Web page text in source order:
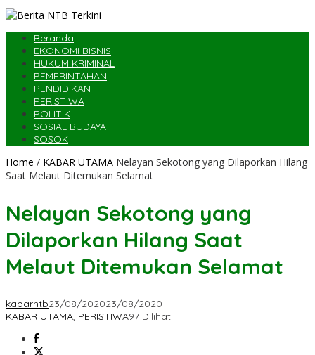
Beranda
EKONOMI BISNIS
HUKUM KRIMINAL
PEMERINTAHAN
PENDIDIKAN
PERISTIWA
POLITIK
SOSIAL BUDAYA
SOSOK
Home / KABAR UTAMA Nelayan Sekotong yang Dilaporkan Hilang
Saat Melaut Ditemukan Selamat
Nelayan Sekotong yang
Dilaporkan Hilang Saat
Melaut Ditemukan Selamat
kabarntb23/08/202023/08/2020
KABAR UTAMA, PERISTIWA97 Dilihat